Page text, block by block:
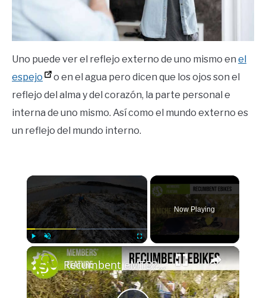
Uno puede ver el reflejo externo de uno mismo en el
espejo
o en el agua pero dicen que los ojos son el
reflejo del alma y del corazón, la parte personal e
interna de uno mismo. Así como el mundo externo es
un reflejo del mundo interno.
×
Fullscreen
Now Playing
×
Recumbent eMTB? TRAILER - All the weird and the cooky in one tri-wheeled package